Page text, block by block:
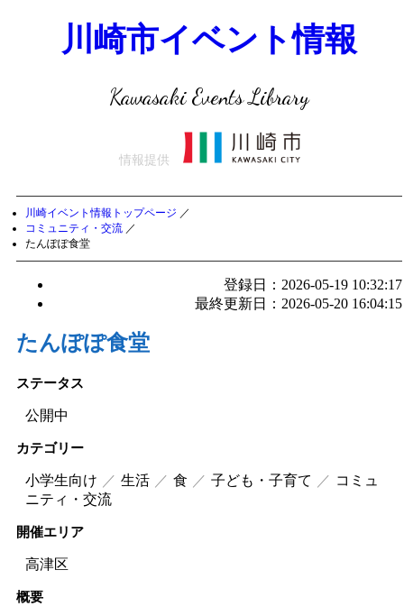
川崎市イベント情報
Kawasaki Events Library
情報提供
川崎イベント情報トップページ ／
コミュニティ・交流 ／
たんぽぽ食堂
登録日：2026-05-19 10:32:17
最終更新日：2026-05-20 16:04:15
たんぽぽ食堂
ステータス
公開中
カテゴリー
小学生向け 生活 食 子ども・子育て
コミュ
ニティ・交流
開催エリア
高津区
概要